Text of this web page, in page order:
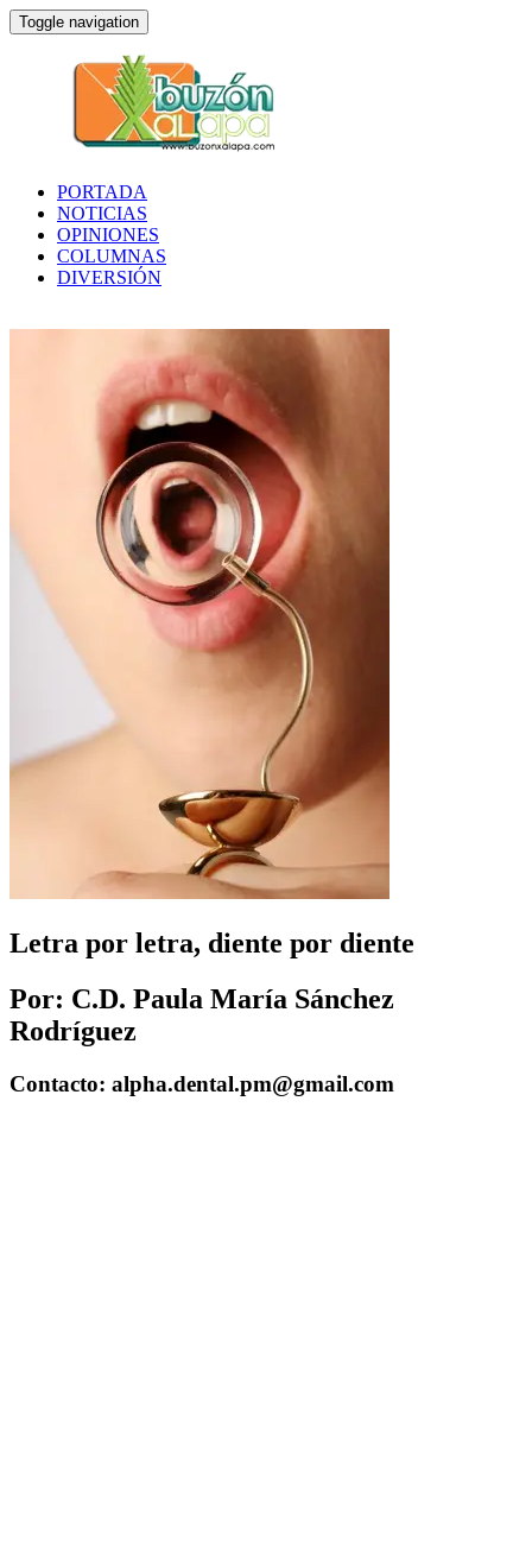
Toggle navigation
PORTADA
NOTICIAS
OPINIONES
COLUMNAS
DIVERSIÓN
Letra por letra, diente por diente
Por: C.D. Paula María Sánchez
Rodríguez
Contacto: alpha.dental.pm@gmail.com